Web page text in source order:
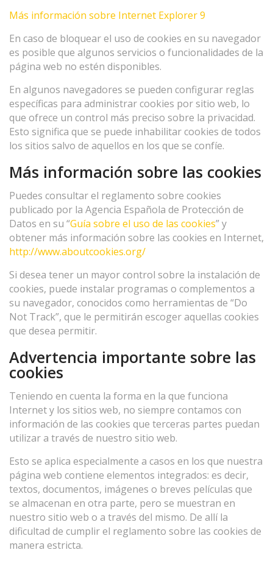
Más información sobre Internet Explorer 9
En caso de bloquear el uso de cookies en su navegador
es posible que algunos servicios o funcionalidades de la
página web no estén disponibles.
En algunos navegadores se pueden configurar reglas
específicas para administrar cookies por sitio web, lo
que ofrece un control más preciso sobre la privacidad.
Esto significa que se puede inhabilitar cookies de todos
los sitios salvo de aquellos en los que se confíe.
Más información sobre las cookies
Puedes consultar el reglamento sobre cookies
publicado por la Agencia Española de Protección de
Datos en su “Guía sobre el uso de las cookies” y
obtener más información sobre las cookies en Internet,
http://www.aboutcookies.org/
Si desea tener un mayor control sobre la instalación de
cookies, puede instalar programas o complementos a
su navegador, conocidos como herramientas de “Do
Not Track”, que le permitirán escoger aquellas cookies
que desea permitir.
Advertencia importante sobre las
cookies
Teniendo en cuenta la forma en la que funciona
Internet y los sitios web, no siempre contamos con
información de las cookies que terceras partes puedan
utilizar a través de nuestro sitio web.
Esto se aplica especialmente a casos en los que nuestra
página web contiene elementos integrados: es decir,
textos, documentos, imágenes o breves películas que
se almacenan en otra parte, pero se muestran en
nuestro sitio web o a través del mismo. De allí la
dificultad de cumplir el reglamento sobre las cookies de
manera estricta.